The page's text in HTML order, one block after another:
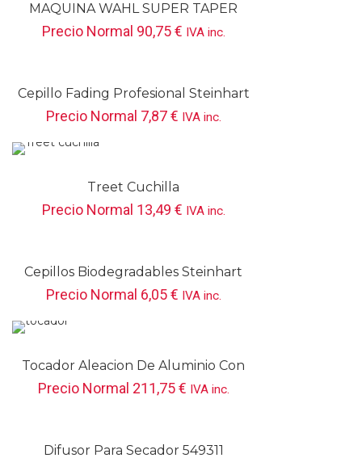
MAQUINA WAHL SUPER TAPER
CHROME CABLE
Precio Normal 90,75€ IVA inc.
Cepillo Fading Profesional Steinhart
Precio Normal 7,87€ IVA inc.
Treet Cuchilla
Precio Normal 13,49 € IVA inc.
Cepillos Biodegradables Steinhart
Precio Normal 6,05€ IVA inc.
Tocador Aleacion De Aluminio Con
Luz Dorado 70 X 170 Cm 704137D
Precio Normal 211,75€ IVA inc.
Difusor Para Secador 549311